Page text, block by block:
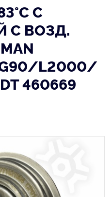
С
С ВОЗД.
L2000/
460669